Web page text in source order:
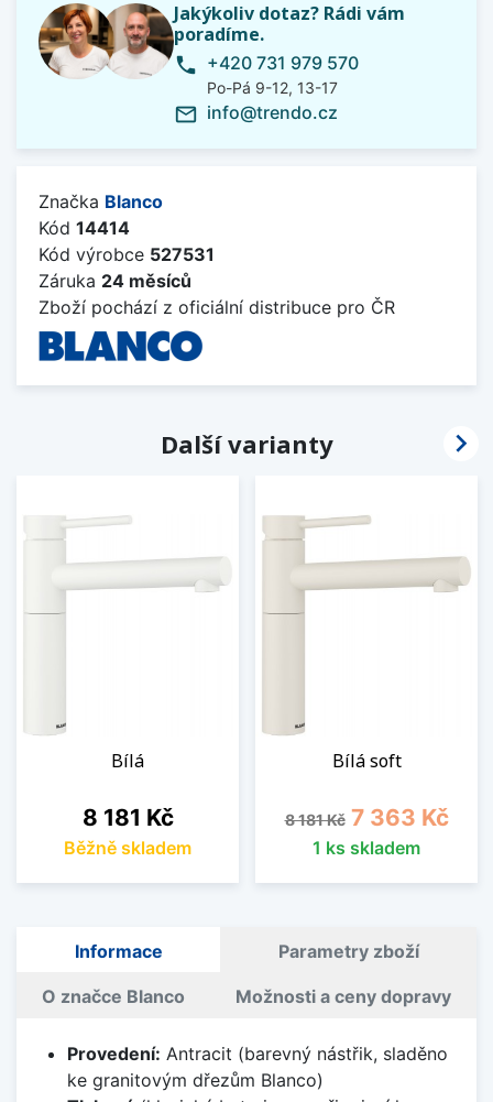
Jakýkoliv dotaz? Rádi vám
poradíme.
phone +420 731 979 570
Po-Pá 9-12, 13-17
mail_outline info@trendo.cz
Značka Blanco
Kód 14414
Kód výrobce 527531
Záruka 24 měsíců
Zboží pochází z oficiální distribuce pro ČR
Další varianty
Bílá
Cena
8 181 Kč
Běžně skladem
Bílá soft
Běžná cena
8 181 Kč Cena
7 363 Kč
1 ks skladem

Informace Parametry zboží
O značce Blanco Možnosti a ceny dopravy
Provedení: Antracit (barevný nástřik, sladěno
ke granitovým dřezům Blanco)